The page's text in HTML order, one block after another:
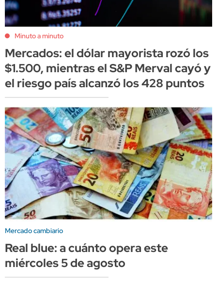
Minuto a minuto
Mercados: el dólar mayorista rozó los
$1.500, mientras el S&P Merval cayó y
el riesgo país alcanzó los 428 puntos
Mercado cambiario
Real blue: a cuánto opera este
miércoles 5 de agosto